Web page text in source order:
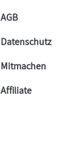
AGB
Datenschutz
Mitmachen
Affiliate